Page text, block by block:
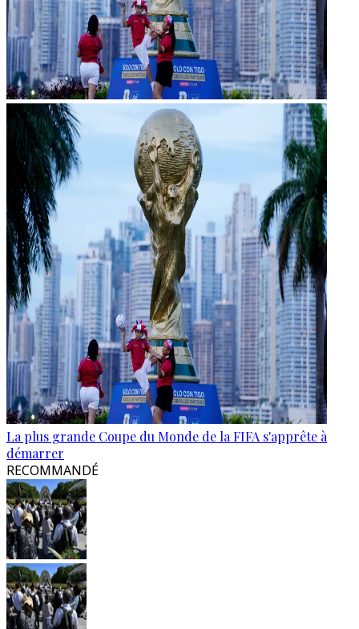
La plus grande Coupe du Monde de la FIFA s'apprête à
démarrer
RECOMMANDÉ